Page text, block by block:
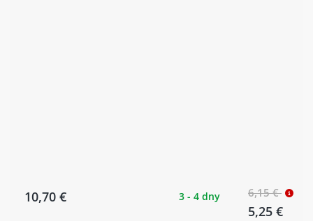
10,70 € 3 - 4 dny 6,15 €
5,25 €